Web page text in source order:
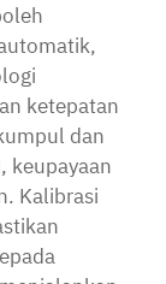
ketepatan
dan
keupayaan
Kalibrasi